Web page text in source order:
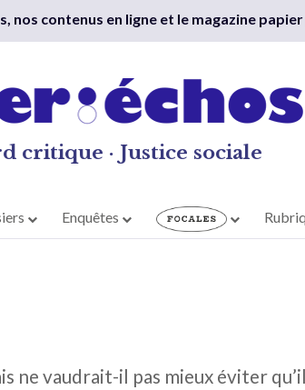
contenus en ligne et le magazine papier
critique · Justice sociale
Enquêtes
ne vaudrait-il pas mieux éviter